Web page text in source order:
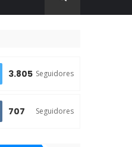
3.805 Seguidores
707 Seguidores